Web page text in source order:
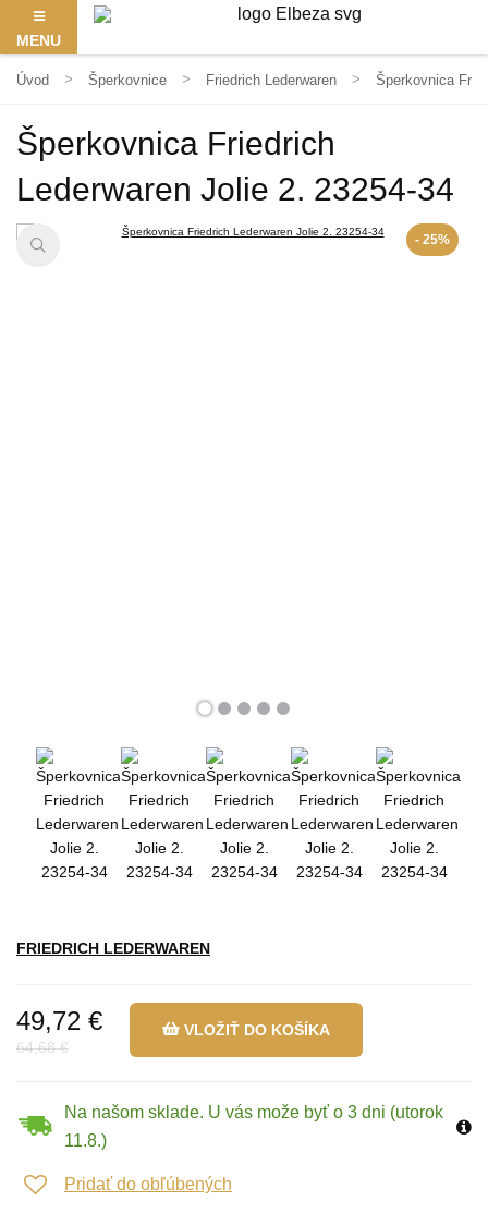
MENU
Úvod Šperkovnice Friedrich Lederwaren Šperkovnica
Šperkovnica Friedrich
Lederwaren Jolie 2. 23254-34
- 25%
FRIEDRICH LEDERWAREN
49,72 €
64,68 €
VLOŽIŤ DO KOŠÍKA
Na našom sklade. U vás može byť o 3 dni (utorok
11.8.)
Pridať do obľúbených